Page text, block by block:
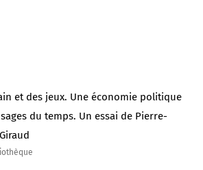
et des jeux. Une économie politique
du temps. Un essai de Pierre-